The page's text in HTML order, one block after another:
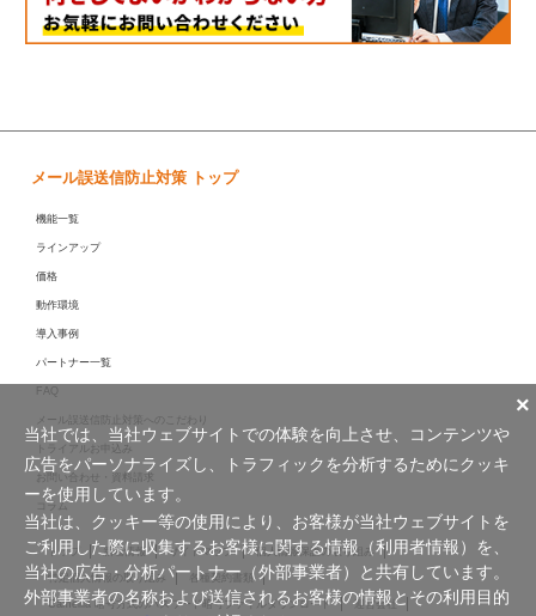
メール誤送信防止対策 トップ
機能一覧
ラインアップ
価格
動作環境
導入事例
パートナー一覧
FAQ
メール誤送信防止対策へのこだわり
トライアルお申込み
お問い合わせ・資料請求
コラム
トップ 新着情報 サイトマップ 個人情報保護の取り組み
特定個人情報の取り組み 各種契約書類
Camellia 暗号方式のパスワード暗号ファイルダウンロード 運営会社
×
当社では、当社ウェブサイトでの体験を向上させ、コンテンツや
広告をパーソナライズし、トラフィックを分析するためにクッキ
ーを使用しています。
当社は、クッキー等の使用により、お客様が当社ウェブサイトを
ご利用した際に収集するお客様に関する情報（利用者情報）を、
当社の広告・分析パートナー（外部事業者）と共有しています。
外部事業者の名称および送信されるお客様の情報とその利用目的